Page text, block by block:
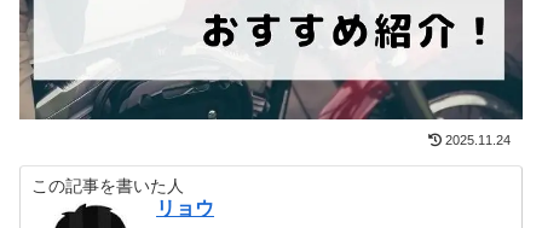
2025.11.24
この記事を書いた人
リョウ